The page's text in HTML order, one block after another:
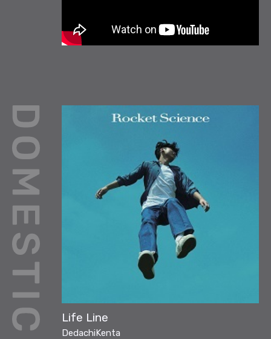
Life Line
DedachiKenta